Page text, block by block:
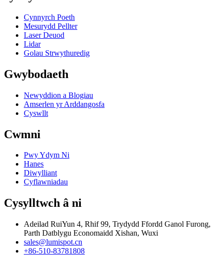
Cynnyrch Poeth
Mesurydd Pellter
Laser Deuod
Lidar
Golau Strwythuredig
Gwybodaeth
Newyddion a Blogiau
Amserlen yr Arddangosfa
Cyswllt
Cwmni
Pwy Ydym Ni
Hanes
Diwylliant
Cyflawniadau
Cysylltwch â ni
Adeilad RuiYun 4, Rhif 99, Trydydd Ffordd Ganol Furong,
Parth Datblygu Economaidd Xishan, Wuxi
sales@lumispot.cn
+86-510-83781808